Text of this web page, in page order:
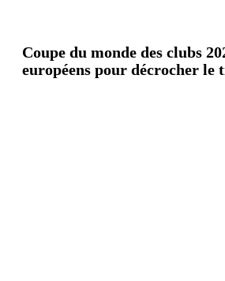
Coupe du monde des clubs
européens pour décrocher le